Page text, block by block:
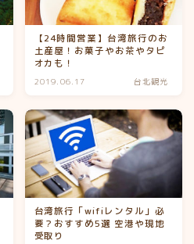
【24時間営業】台湾旅行のお
土産屋！お菓子やお茶やタピ
オカも！
2019.06.17 台北観光
台湾旅行「wifiレンタル」必
要？おすすめ5選 空港や現地
受取り